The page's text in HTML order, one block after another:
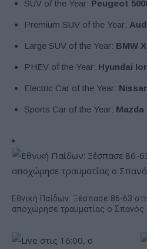
SUV of the Year: Peugeot
Premium SUV of the Year:
Large SUV of the Year: BMW
PHEV of the Year: Hyundai
Electric Car of the Year:
Sports Car of the Year: Mazda
Εθνική Παίδων: Ξέσπασε 86-63
αποχώρησε τραυματίας ο Σπανός